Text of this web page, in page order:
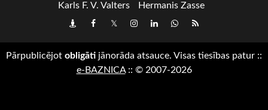
Karls F. V. Valters
Hermanis Zasse
DraugiemFacebook
TwitterInstagram
LinkedInwhatsapp
RSS
Pārpublicējot obligāti jānorāda atsauce. Visas tiesības patur ::
e-BAZNICA:: © 2007-2026